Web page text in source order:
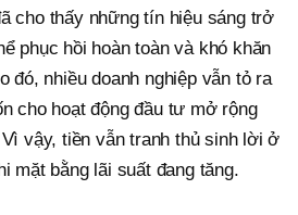
cho thấy những tín hiệu sáng trở
phục hồi hoàn toàn và khó khăn
đó, nhiều doanh nghiệp vẫn tỏ ra
cho hoạt động đầu tư mở rộng
vậy, tiền vẫn tranh thủ sinh lời ở
mặt bằng lãi suất đang tăng.